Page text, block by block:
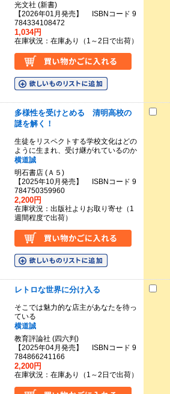
光文社 (新書)
【2026年01月発売】 ISBNコード 9
784334108472
1,034円
在庫状況：在庫あり（1～2日で出荷）
多様性を受けとめる 清明高校の
謎を解く！
生徒をリスペクトする学校文化はどの
ように生まれ、受け継がれているのか
横道誠
明石書店 (Ａ５)
【2025年10月発売】 ISBNコード 9
784750359960
2,200円
在庫状況：出版社よりお取り寄せ（1
週間程度で出荷）
レトロな世界に分け入る
そこでは魅力的な店主があなたを待っ
ている
横道誠
教育評論社 (四六判)
【2025年04月発売】 ISBNコード 9
784866241166
2,200円
在庫状況：在庫あり（1～2日で出荷）